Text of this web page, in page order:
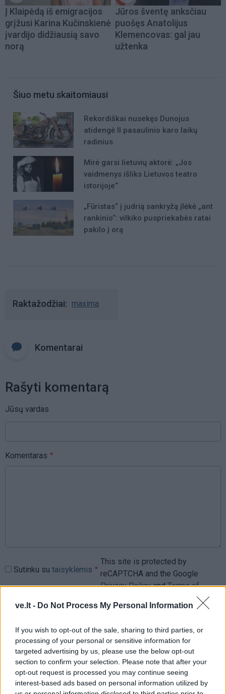
ve.lt - Do Not Process My Personal Information
If you wish to opt-out of the sale, sharing to third parties, or
processing of your personal or sensitive information for
targeted advertising by us, please use the below opt-out
section to confirm your selection. Please note that after your
opt-out request is processed you may continue seeing
interest-based ads based on personal information utilized by
Į Klaipėdą iš emigracijos
grįžusi Karina Kučinskienė
įvardijo didžiausią savo
norą
Jūros šventę anksčiau
puošęs Anatolijus
Klemencovas: gal jau
užtenka
Šiuo metu skaitomiausi
Rekordiškai nusekęs Dunojus
atidengė II pasaulinio karo laikų
radinius
Mirė garsi lietuvių aktorė: „Jos
vaidmenys išliks Lietuvos teatro
istorijoje“
„Fūristas“ į judrią sankryžą įlėkė „ant
rankinio“: vilkiko puspriekabės ratai
pakilo į orą
Raktažodžiai maxima
Komentarai
Rašyti komentarą
Jūsų vardas
Komentaras
Sutinku su taisyklėmis
This site is protected by
reCAPTCHA and the Google
Privacy PolicyandTerms of